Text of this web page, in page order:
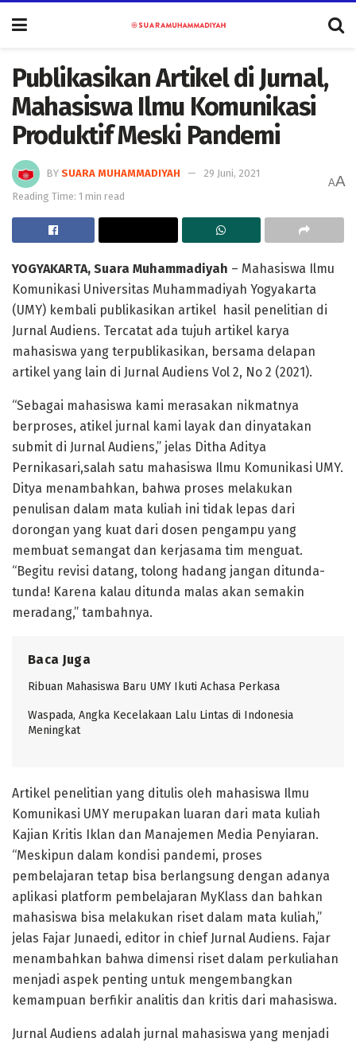
Publikasikan Artikel di Jurnal,
Mahasiswa Ilmu Komunikasi
Produktif Meski Pandemi
BY SUARA MUHAMMADIYAH
29 Juni, 2021
Reading Time: 1 min read
AA
YOGYAKARTA, Suara Muhammadiyah – Mahasiswa Ilmu
Komunikasi Universitas Muhammadiyah Yogyakarta
(UMY) kembali publikasikan artikel hasil penelitian di
Jurnal Audiens. Tercatat ada tujuh artikel karya
mahasiswa yang terpublikasikan, bersama delapan
artikel yang lain di Jurnal Audiens Vol 2, No 2 (2021).
“Sebagai mahasiswa kami merasakan nikmatnya
berproses, atikel jurnal kami layak dan dinyatakan
submit di Jurnal Audiens,” jelas Ditha Aditya
Pernikasari,salah satu mahasiswa Ilmu Komunikasi UMY.
Ditya menambahkan, bahwa proses melakukan
penulisan dalam mata kuliah ini tidak lepas dari
dorongan yang kuat dari dosen pengampu yang
membuat semangat dan kerjasama tim menguat.
“Begitu revisi datang, tolong hadang jangan ditunda-
tunda! Karena kalau ditunda malas akan semakin
meradang,” tambahnya.
Baca Juga
Ribuan Mahasiswa Baru UMY Ikuti Achasa Perkasa
Waspada, Angka Kecelakaan Lalu Lintas di Indonesia
Meningkat
Artikel penelitian yang ditulis oleh mahasiswa Ilmu
Komunikasi UMY merupakan luaran dari mata kuliah
Kajian Kritis Iklan dan Manajemen Media Penyiaran.
“Meskipun dalam kondisi pandemi, proses
pembelajaran tetap bisa berlangsung dengan adanya
aplikasi platform pembelajaran MyKlass dan bahkan
mahasiswa bisa melakukan riset dalam mata kuliah,”
jelas Fajar Junaedi, editor in chief Jurnal Audiens. Fajar
menambahkan bahwa dimensi riset dalam perkuliahan
menjadi aspek penting untuk mengembangkan
kemampuan berfikir analitis dan kritis dari mahasiswa.
Jurnal Audiens adalah jurnal mahasiswa yang menjadi